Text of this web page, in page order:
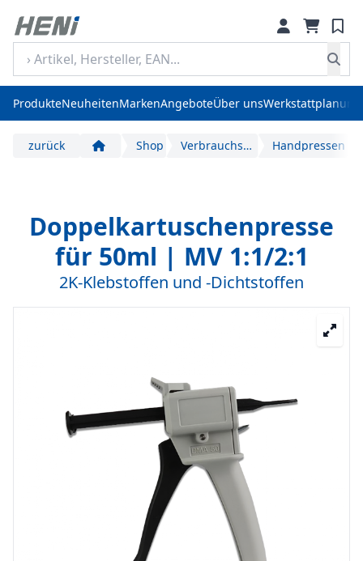
ProdukteNeuheitenMarkenAngeboteÜber unsWerkstattplanung
zurück Start Shop Verbrauchs- und Verschleißmaterial Handpressen
Doppelkartuschenpresse
für 50ml | MV 1:1/2:1
2K-Klebstoffen und -Dichtstoffen